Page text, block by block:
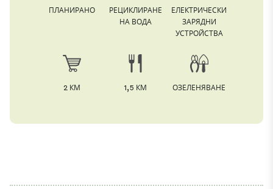
ПЛАНИРАНО
РЕЦИКЛИРАНЕ
НА ВОДА
ЕЛЕКТРИЧЕСКИ
ЗАРЯДНИ
УСТРОЙСТВА
2 КМ 1,5 КМ ОЗЕЛЕНЯВАНЕ